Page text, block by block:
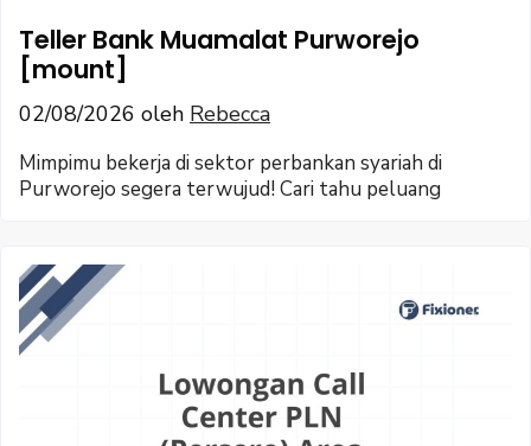
Teller Bank Muamalat Purworejo
[mount]
02/08/2026 oleh Rebecca
Mimpimu bekerja di sektor perbankan syariah di
Purworejo segera terwujud! Cari tahu peluang